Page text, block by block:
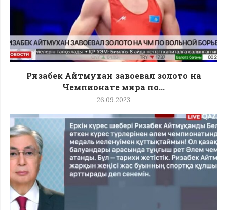
Ризабек Айтмухан завоевал золото на
Чемпионате мира по...
26.09.2023